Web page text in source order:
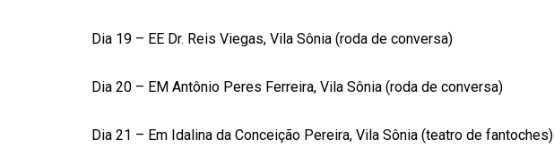
Dia 19 – EE Dr. Reis Viegas, Vila Sônia (roda de conversa)
Dia 20 – EM Antônio Peres Ferreira, Vila Sônia (roda de conversa)
Dia 21 – Em Idalina da Conceição Pereira, Vila Sônia (teatro de fantoches)